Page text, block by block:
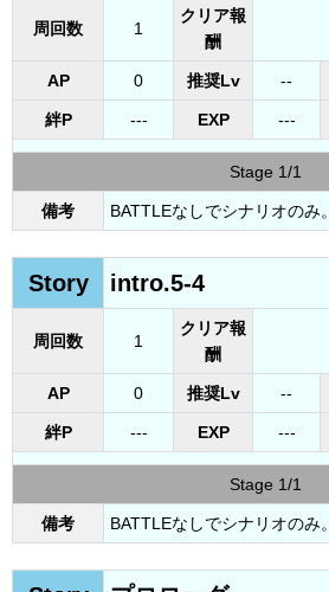
周回数 1
クリア報
酬
AP 0 推奨Lv --
絆P --- EXP ---
Stage 1/1
備考
BATTLEなしでシナリオのみ。
Story intro.5-4
周回数 1
クリア報
酬
AP 0 推奨Lv --
絆P --- EXP ---
Stage 1/1
備考
BATTLEなしでシナリオのみ。